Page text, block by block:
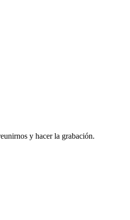
y hacer la grabación.